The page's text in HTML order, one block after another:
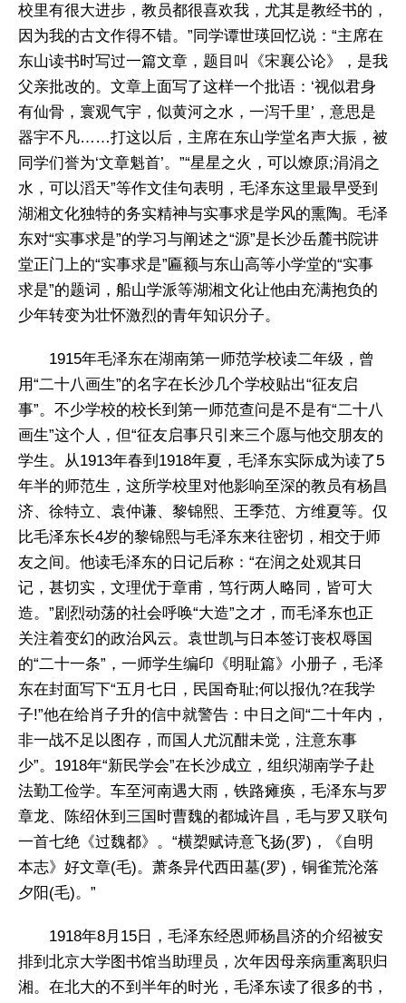
校里有很大进步，教员都很喜欢我，尤其是教经书的，
因为我的古文作得不错。”同学谭世瑛回忆说：“主席在
东山读书时写过一篇文章，题目叫《宋襄公论》，是我
父亲批改的。文章上面写了这样一个批语：‘视似君身
有仙骨，寰观气宇，似黄河之水，一泻千里’，意思是
器宇不凡……打这以后，主席在东山学堂名声大振，被
同学们誉为‘文章魁首’。”“星星之火，可以燎原;涓涓之
水，可以滔天”等作文佳句表明，毛泽东这里最早受到
湖湘文化独特的务实精神与实事求是学风的熏陶。毛泽
东对“实事求是”的学习与阐述之“源”是长沙岳麓书院讲
堂正门上的“实事求是”匾额与东山高等小学堂的“实事
求是”的题词，船山学派等湖湘文化让他由充满抱负的
少年转变为壮怀激烈的青年知识分子。
1915年毛泽东在湖南第一师范学校读二年级，曾
用“二十八画生”的名字在长沙几个学校贴出“征友启
事”。不少学校的校长到第一师范查问是不是有“二十八
画生”这个人，但“征友启事只引来三个愿与他交朋友的
学生。从1913年春到1918年夏，毛泽东实际成为读了5
年半的师范生，这所学校里对他影响至深的教员有杨昌
济、徐特立、袁仲谦、黎锦熙、王季范、方维夏等。仅
比毛泽东长4岁的黎锦熙与毛泽东来往密切，相交于师
友之间。他读毛泽东的日记后称：“在润之处观其日
记，甚切实，文理优于章甫，笃行两人略同，皆可大
造。”剧烈动荡的社会呼唤“大造”之才，而毛泽东也正
关注着变幻的政治风云。袁世凯与日本签订丧权辱国
的“二十一条”，一师学生编印《明耻篇》小册子，毛泽
东在封面写下“五月七日，民国奇耻;何以报仇?在我学
子!”他在给肖子升的信中就警告：中日之间“二十年内，
非一战不足以图存，而国人尤沉酣未觉，注意东事
少”。1918年“新民学会”在长沙成立，组织湖南学子赴
法勤工俭学。车至河南遇大雨，铁路瘫痪，毛泽东与罗
章龙、陈绍休到三国时曹魏的都城许昌，毛与罗又联句
一首七绝《过魏都》。“横槊赋诗意飞扬(罗)，《自明
本志》好文章(毛)。萧条异代西田墓(罗)，铜雀荒沦落
夕阳(毛)。”
1918年8月15日，毛泽东经恩师杨昌济的介绍被安
排到北京大学图书馆当助理员，次年因母亲病重离职归
湘。在北大的不到半年的时光，毛泽东读了很多的书，